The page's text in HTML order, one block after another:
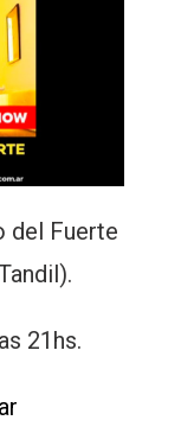
del Fuerte
21hs.